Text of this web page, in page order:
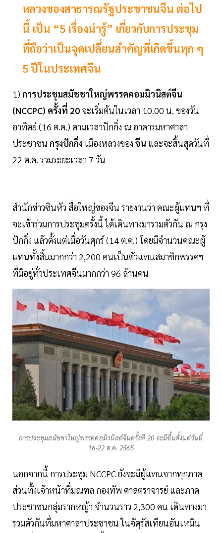
หลวงของสาธารณรัฐประชาชนจีน ต่อไป
นี้ เป็น “5 เรื่องน่ารู้” เกี่ยวกับการประชุม
ที่ถือว่าเป็นจุดเปลี่ยนสำคัญที่เกิดขึ้นทุก ๆ
5 ปีในประเทศจีน
1) การประชุมสมัชชาใหญ่พรรคคอมมิวนิสต์จีน
(NCCPC) ครั้งที่ 20 จะเริ่มต้นในเวลา 10.00 น. ของวัน
อาทิตย์ (16 ต.ค.) ตามเวลาปักกิ่ง ณ อาคารมหาศาลา
ประชาชน กรุงปักกิ่ง เมืองหลวงของ จีน และจะสิ้นสุดวันที่
22 ต.ค. รวมระยะเวลา 7 วัน
สำนักข่าวซินหัว สื่อใหญ่ของจีน รายงานว่า คณะผู้แทนฯ ที่
จะเข้าร่วมการประชุมครั้งนี้ ได้เดินทางมารวมตัวกัน ณ กรุง
ปักกิ่ง แล้วตั้งแต่เมื่อวันศุกร์ (14 ต.ค.) โดยมีจำนวนคณะผู้
แทนทั้งสิ้นมากกว่า 2,200 คนเป็นตัวแทนสมาชิกพรรคฯ
ที่มีอยู่ทั่วประเทศจีนมากกว่า 96 ล้านคน
การประชุมสมัชชาใหญ่พรรคคอมิวนิสต์จีนครั้งที่ 20 จะมีขึ้นตั้งแต่วันที่
16-22 ต.ค. 2565
นอกจากนี้ การประชุม NCCPC ยังจะมีผู้แทนจากทุกภาค
ส่วนทั้งเจ้าหน้าที่มณฑล กองทัพ ศาสตราจารย์ และภาค
ประชาชนกลุ่มรากหญ้า จำนวนราว 2,300 คน เดินทางมา
รวมตัวกันที่มหาศาลาประชาชน ในจัตุรัสเทียนอันเหมิน